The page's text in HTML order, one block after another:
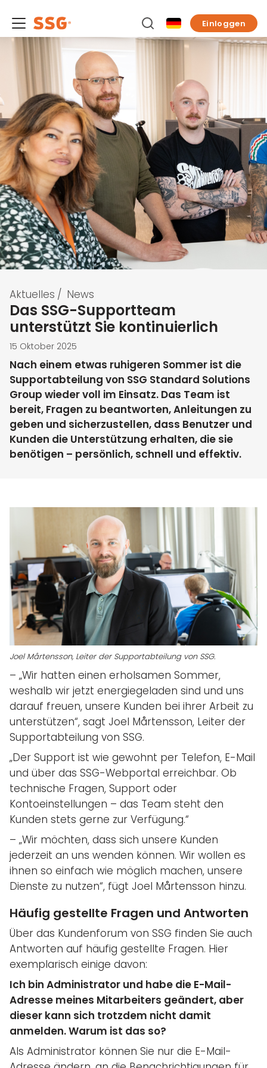
Einloggen
Aktuelles / News
Das SSG-Supportteam
unterstützt Sie kontinuierlich
15 Oktober 2025
Nach einem etwas ruhigeren Sommer ist die
Supportabteilung von SSG Standard Solutions
Group wieder voll im Einsatz. Das Team ist
bereit, Fragen zu beantworten, Anleitungen zu
geben und sicherzustellen, dass Benutzer und
Kunden die Unterstützung erhalten, die sie
benötigen – persönlich, schnell und effektiv.
Joel Mårtensson, Leiter der Supportabteilung von SSG.
– „Wir hatten einen erholsamen Sommer,
weshalb wir jetzt energiegeladen sind und uns
darauf freuen, unsere Kunden bei ihrer Arbeit zu
unterstützen“, sagt Joel Mårtensson, Leiter der
Supportabteilung von SSG.
„Der Support ist wie gewohnt per Telefon, E-Mail
und über das SSG-Webportal erreichbar. Ob
technische Fragen, Support oder
Kontoeinstellungen – das Team steht den
Kunden stets gerne zur Verfügung.“
– „Wir möchten, dass sich unsere Kunden
jederzeit an uns wenden können. Wir wollen es
ihnen so einfach wie möglich machen, unsere
Dienste zu nutzen“, fügt Joel Mårtensson hinzu.
Häufig gestellte Fragen und Antworten
Über das Kundenforum von SSG finden Sie auch
Antworten auf häufig gestellte Fragen. Hier
exemplarisch einige davon:
Ich bin Administrator und habe die E-Mail-
Adresse meines Mitarbeiters geändert, aber
dieser kann sich trotzdem nicht damit
anmelden. Warum ist das so?
Als Administrator können Sie nur die E-Mail-